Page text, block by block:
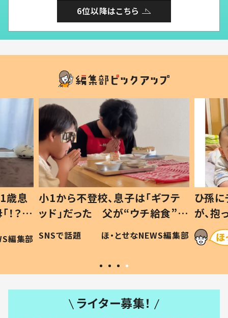
6位以降はこちら
歳息
？」
編集部
小1から不登校、息子は「ギフテ
ッド」だった 父が“ウチ給食”を
作り続ける理由とは #令和の親
#令和の子
SNSで話題 ほ・とせなNEWS編集部
ひ孫
が、
「涙が
い」
ライター募集！